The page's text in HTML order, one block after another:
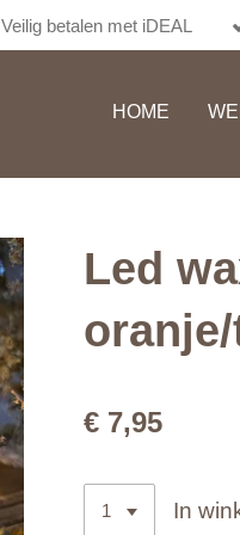
Veilig betalen met iDEAL
HOME
Led
€ 7,95
In